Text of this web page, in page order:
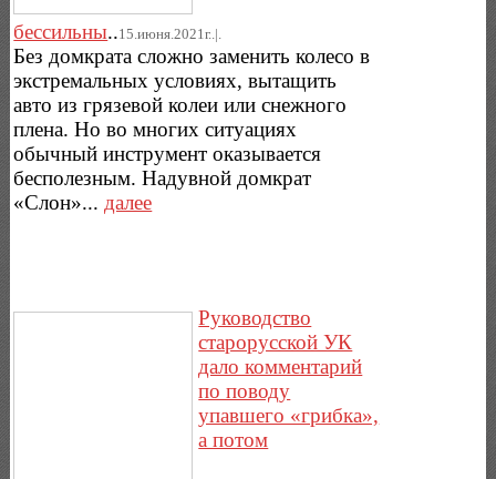
бессильны..15.июня.2021г..|.
Без домкрата сложно заменить колесо в
экстремальных условиях, вытащить
авто из грязевой колеи или снежного
плена. Но во многих ситуациях
обычный инструмент оказывается
бесполезным. Надувной домкрат
«Слон»...далее
Руководство
старорусской УК
дало комментарий
по поводу
упавшего «грибка»,
а потом